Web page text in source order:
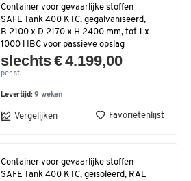
Container voor gevaarlijke stoffen
SAFE Tank 400 KTC, gegalvaniseerd,
B 2100 x D 2170 x H 2400 mm, tot 1 x
1000 l IBC voor passieve opslag
slechts € 4.199,00
per st.
Levertijd:9 weken
Vergelijken Favorietenlijst
Container voor gevaarlijke stoffen
SAFE Tank 400 KTC, geïsoleerd, RAL